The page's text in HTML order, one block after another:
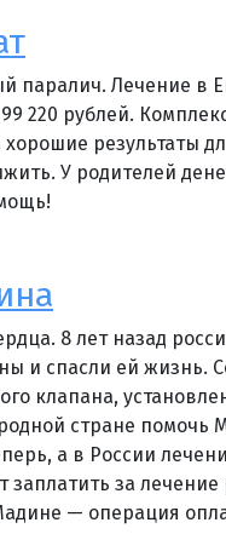
паралич. Лечение в
220 рублей.
результаты
У родителей
8 лет назад
и спасли ей жизнь.
клапана,
стране помочь
а в России
за лечение
— операция